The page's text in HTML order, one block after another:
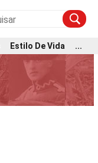
Estilo De Vida
...